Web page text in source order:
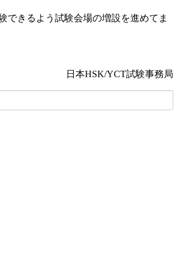
できるよう試験会場の増設を進めてま
日本HSK/YCT試験事務局